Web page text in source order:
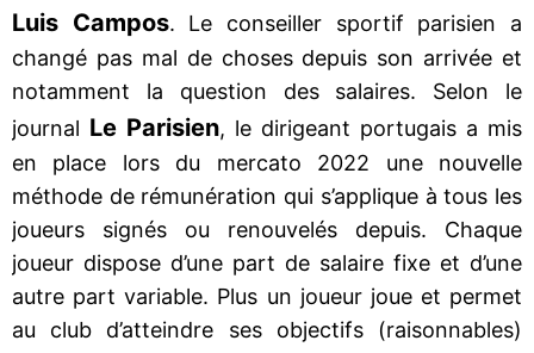
Luis Campos. Le conseiller sportif parisien a
changé pas mal de choses depuis son arrivée et
notamment la question des salaires. Selon le
journal Le Parisien, le dirigeant portugais a mis
en place lors du mercato 2022 une nouvelle
méthode de rémunération qui s’applique à tous les
joueurs signés ou renouvelés depuis. Chaque
joueur dispose d’une part de salaire fixe et d’une
autre part variable. Plus un joueur joue et permet
au club d’atteindre ses objectifs (raisonnables)